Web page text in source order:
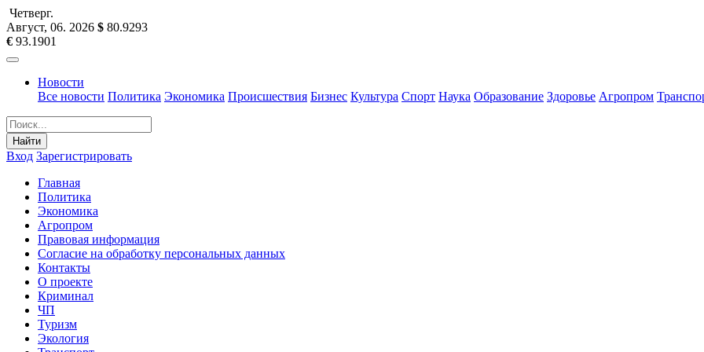
Четверг.
Август, 06. 2026 $ 80.9293
€ 93.1901
Новости
Все новости Политика Экономика Происшествия Бизнес Культура Спорт Наука Образование Здоровье Агропром
Найти
Вход Зарегистрировать
Главная
Политика
Экономика
Агропром
Правовая информация
Согласие на обработку персональных данных
Контакты
О проекте
Криминал
ЧП
Туризм
Экология